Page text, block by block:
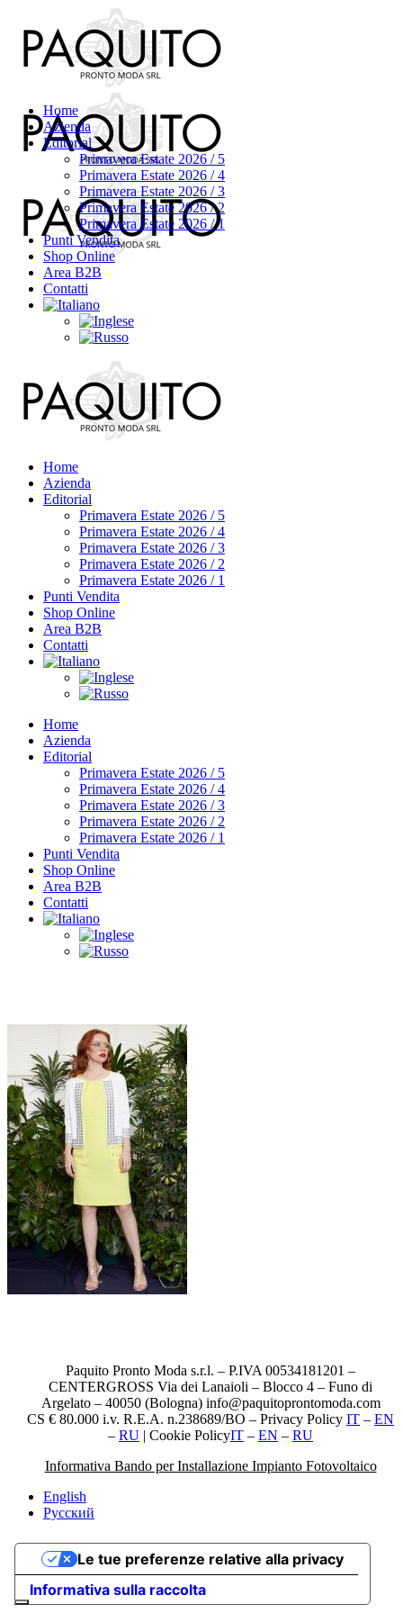
Home
Azienda
Editorial
Primavera Estate 2026 / 5
Primavera Estate 2026 / 4
Primavera Estate 2026 / 3
Primavera Estate 2026 / 2
Primavera Estate 2026 / 1
Punti Vendita
Shop Online
Area B2B
Contatti
Home
Azienda
Editorial
Primavera Estate 2026 / 5
Primavera Estate 2026 / 4
Primavera Estate 2026 / 3
Primavera Estate 2026 / 2
Primavera Estate 2026 / 1
Punti Vendita
Shop Online
Area B2B
Contatti
Home
Azienda
Editorial
Primavera Estate 2026 / 5
Primavera Estate 2026 / 4
Primavera Estate 2026 / 3
Primavera Estate 2026 / 2
Primavera Estate 2026 / 1
Punti Vendita
Shop Online
Area B2B
Contatti
Paquito Pronto Moda s.r.l. – P.IVA 00534181201 –
CENTERGROSS Via dei Lanaioli – Blocco 4 – Funo di
Argelato – 40050 (Bologna) info@paquitoprontomoda.com
CS € 80.000 i.v. R.E.A. n.238689/BO – Privacy Policy IT – EN
– RU | Cookie PolicyIT – EN – RU
Informativa Bando per Installazione Impianto Fotovoltaico
English
Русский
Informativa sulla raccolta
Le tue preferenze relative alla privacy